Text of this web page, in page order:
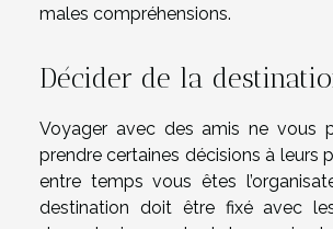
males compréhensions.
Décider de la
Voyager avec des amis ne vous
prendre certaines décisions à leurs
entre temps vous êtes
destination doit être fixé avec